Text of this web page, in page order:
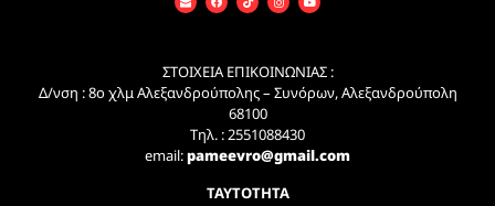
ΣΤΟΙΧΕΙΑ ΕΠΙΚΟΙΝΩΝΙΑΣ :
Δ/νση : 8ο χλμ Αλεξανδρούπολης – Συνόρων, Αλεξανδρούπολη
68100
Τηλ. : 2551088430
email:pameevro@gmail.com
ΤΑΥΤΟΤΗΤΑ